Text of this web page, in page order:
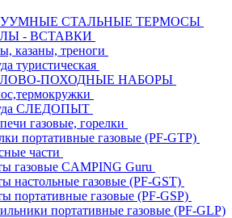
СТАЛЬНЫЕ ТЕРМОСЫ
- ВСТАВКИ
казаны, треноги
туристическая
ПОХОДНЫЕ НАБОРЫ
СЛЕДОПЫТ
газовые, горелки
портативные газовые (PF-GTP)
части
газовые CAMPING Guru
настольные газовые (PF-GST)
портативные газовые (PF-GSP)
портативные газовые (PF-GLP)